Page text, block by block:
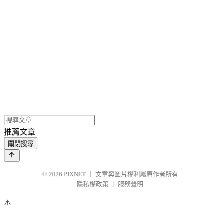
推薦文章
關閉搜尋
© 2026 PIXNET
文章與圖片權利屬原作者所有
隱私權政策
服務聲明
⚠️